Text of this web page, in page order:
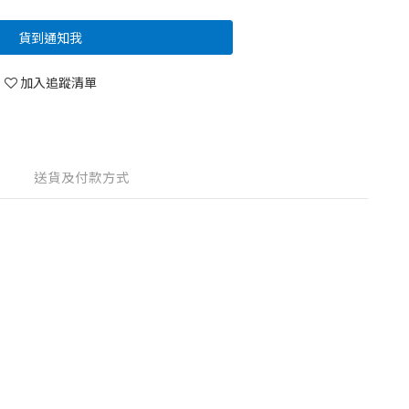
貨到通知我
加入追蹤清單
送貨及付款方式